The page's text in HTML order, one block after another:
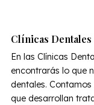
Clínicas
En las Clínicas
encontrarás lo que
dentales.
que desarrollan